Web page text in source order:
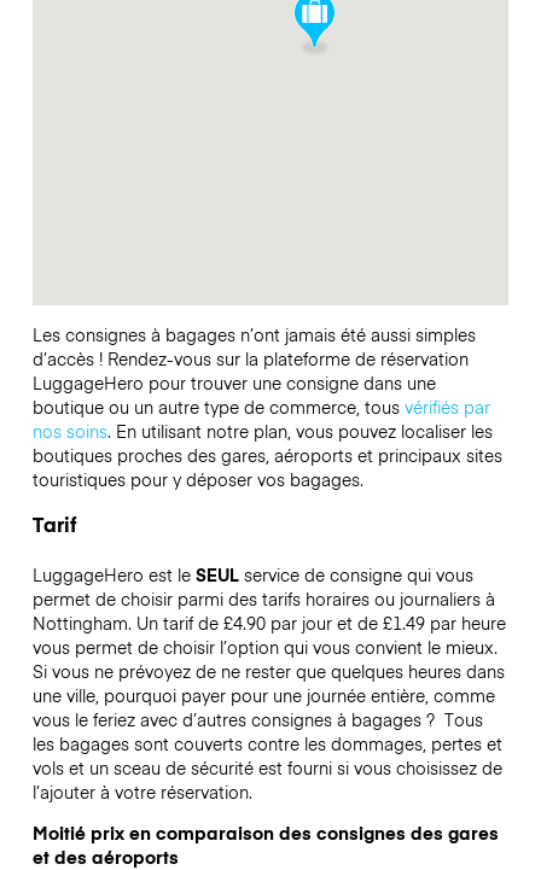
Les consignes à bagages n’ont jamais été aussi simples
d’accès ! Rendez-vous sur la plateforme de réservation
LuggageHero pour trouver une consigne dans une
boutique ou un autre type de commerce, tous vérifiés par
nos soins. En utilisant notre plan, vous pouvez localiser les
boutiques proches des gares, aéroports et principaux sites
touristiques pour y déposer vos bagages.
Tarif
LuggageHero est le SEULservice de consigne qui vous
permet de choisir parmi des tarifs horaires ou journaliers à
Nottingham. Un tarif de £4.90 par jour et de £1.49 par heure
vous permet de choisir l’option qui vous convient le mieux.
Si vous ne prévoyez de ne rester que quelques heures dans
une ville, pourquoi payer pour une journée entière, comme
vous le feriez avec d’autres consignes à bagages ? Tous
les bagages sont couverts contre les dommages, pertes et
vols et un sceau de sécurité est fourni si vous choisissez de
l’ajouter à votre réservation.
Moitié prix en comparaison des consignes des gares
et des aéroports